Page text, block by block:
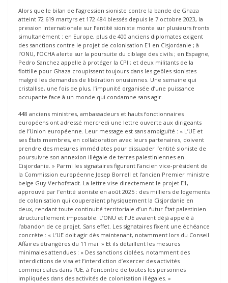
Alors que le bilan de l’agression sioniste contre la bande de Ghaza
atteint 72 619 martyrs et 172 484 blessés depuis le 7 octobre 2023, la
pression internationale sur l’entité sioniste monte sur plusieurs fronts
simultanément : en Europe, plus de 400 anciens diplomates exigent
des sanctions contre le projet de colonisation E1 en Cisjordanie ; à
l’ONU, l’OCHA alerte sur la poursuite du ciblage des civils ; en Espagne,
Pedro Sanchez appelle à protéger la CPI ; et deux militants de la
flottille pour Ghaza croupissent toujours dans les geôles sionistes
malgré les demandes de libération onusiennes. Une semaine qui
cristallise, une fois de plus, l’impunité organisée d’une puissance
occupante face à un monde qui condamne sans agir.
448 anciens ministres, ambassadeurs et hauts fonctionnaires
européens ont adressé mercredi une lettre ouverte aux dirigeants
de l’Union européenne. Leur message est sans ambiguïté : « L’UE et
ses États membres, en collaboration avec leurs partenaires, doivent
prendre des mesures immédiates pour dissuader l’entité sioniste de
poursuivre son annexion illégale de terres palestiniennes en
Cisjordanie. » Parmi les signataires figurent l’ancien vice-président de
la Commission européenne Josep Borrell et l’ancien Premier ministre
belge Guy Verhofstadt. La lettre vise directement le projet E1,
approuvé par l’entité sioniste en août 2025 : des milliers de logements
de colonisation qui couperaient physiquement la Cisjordanie en
deux, rendant toute continuité territoriale d’un futur État palestinien
structurellement impossible. L’ONU et l’UE avaient déjà appelé à
l’abandon de ce projet. Sans effet. Les signataires fixent une échéance
concrète : « L’UE doit agir dès maintenant, notamment lors du Conseil
Affaires étrangères du 11 mai. » Et ils détaillent les mesures
minimales attendues : « Des sanctions ciblées, notamment des
interdictions de visa et l’interdiction d’exercer des activités
commerciales dans l’UE, à l’encontre de toutes les personnes
impliquées dans des activités de colonisation illégales. »